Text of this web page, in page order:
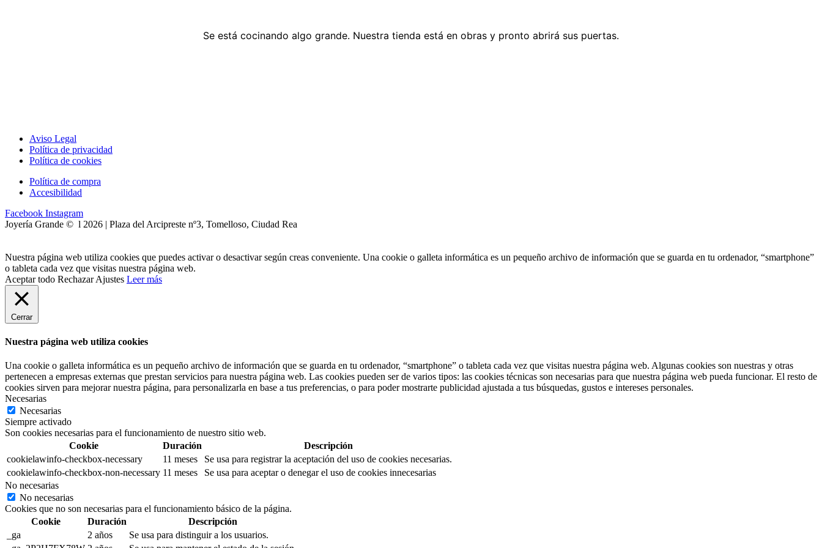
Se está cocinando algo grande. Nuestra tienda está en obras y pronto abrirá sus puertas.
Aviso Legal
Política de privacidad
Política de cookies
Política de compra
Accesibilidad
Facebook Instagram
Joyería Grande © l 2026 | Plaza del Arcipreste nº3, Tomelloso, Ciudad Rea
Nuestra página web utiliza cookies que puedes activar o desactivar según creas conveniente. Una cookie o galleta informática es un pequeño archivo de información que se guarda en tu ordenador, “smartphone”
o tableta cada vez que visitas nuestra página web.
Aceptar todo Rechazar Ajustes Leer más
Cerrar
Nuestra página web utiliza cookies
Una cookie o galleta informática es un pequeño archivo de información que se guarda en tu ordenador, “smartphone” o tableta cada vez que visitas nuestra página web. Algunas cookies son nuestras y otras
pertenecen a empresas externas que prestan servicios para nuestra página web. Las cookies pueden ser de varios tipos: las cookies técnicas son necesarias para que nuestra página web pueda funcionar. El resto de
cookies sirven para mejorar nuestra página, para personalizarla en base a tus preferencias, o para poder mostrarte publicidad ajustada a tus búsquedas, gustos e intereses personales.
Necesarias
Necesarias
Siempre activado
Son cookies necesarias para el funcionamiento de nuestro sitio web.
Cookie
Duración
Descripción
cookielawinfo-checkbox-necessary
11 meses
Se usa para registrar la aceptación del uso de cookies necesarias.
cookielawinfo-checkbox-non-necessary 11 meses
Se usa para aceptar o denegar el uso de cookies innecesarias
No necesarias
No necesarias
Cookies que no son necesarias para el funcionamiento básico de la página.
Cookie
Duración
Descripción
_ga
2 años
Se usa para distinguir a los usuarios.